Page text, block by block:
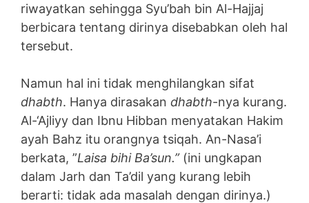
riwayatkan sehingga Syu’bah bin Al-Hajjaj
berbicara tentang dirinya disebabkan oleh hal
tersebut.
Namun hal ini tidak menghilangkan sifat
dhabth. Hanya dirasakan dhabth-nya kurang.
Al-‘Ajliyy dan Ibnu Hibban menyatakan Hakim
ayah Bahz itu orangnya tsiqah. An-Nasa’i
berkata, ”Laisa bihi Ba’sun.”(ini ungkapan
dalam Jarh dan Ta’dil yang kurang lebih
berarti: tidak ada masalah dengan dirinya.)